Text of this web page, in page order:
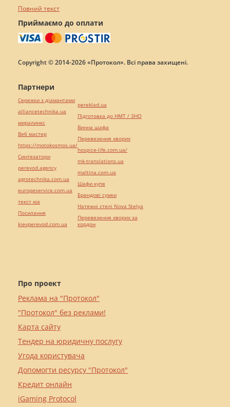
Повний текст
Приймаємо до оплати
Copyright © 2014-2026 «Протокол». Всі права захищені.
Про проект
Реклама на "Протокол"
"Протокол" без реклами!
Карта сайту
Тендер на юридичну послугу
Угода користувача
Допомогти ресурсу "Протокол"
Кредит онлайн
iGaming Protocol
Партнери
Сережки з діамантами
alliancetechnika.ua
миралинкс
Веб мастер
https://motokosmos.ua/
Синтезатори
perevod.agency
agrotechnika.com.ua
europeservice.com.ua
текст юа
Посилання
kievperevod.com.ua
pereklad.ua
Підготовка до НМТ / ЗНО
Винна шафа
Перевезення хворих
hospice-life.com.ua/
mk-translations.ua
maltina.com.ua
Шафи купе
Брендові сумки
Натяжні стелі Nova Stelya
Перевезення хворих за
кордон